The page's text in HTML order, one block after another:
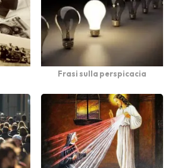
Frasi sulla perspicacia